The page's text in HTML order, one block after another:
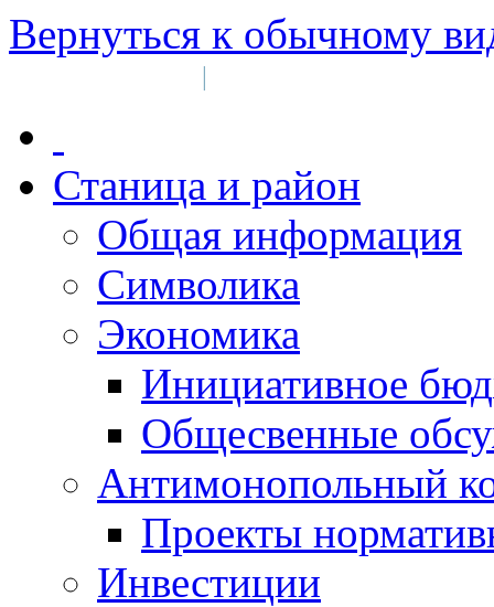
Вернуться к обычному
|
Станица и район
Общая информация
Символика
Экономика
Инициативное
Общесвенные
Антимонопольный
Проекты
Инвестиции